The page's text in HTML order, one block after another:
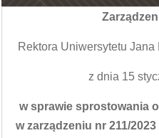
Rektora Uniwersytetu
z dnia 15
w sprawie sprostowania
w zarządzeniu nr 211/